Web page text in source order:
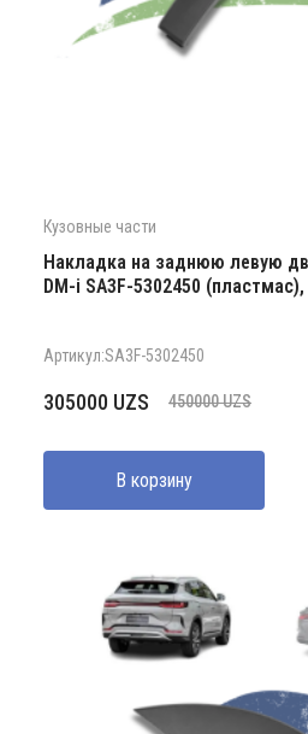
Кузовные части
Накладка на заднюю левую
DM-i SA3F-5302450
Артикул:SA3F-5302450
450000UZS
Первоначальная
составляла
450000 UZS.
305000 UZS
Текущая
305000 UZS.
В корзину